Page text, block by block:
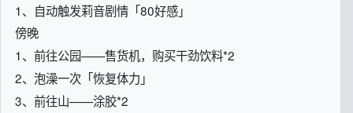
1、自动触发莉音剧情「80好感」
傍晚
1、前往公园——售货机，购买干劲饮料*2
2、泡澡一次「恢复体力」
3、前往山——涂胶*2